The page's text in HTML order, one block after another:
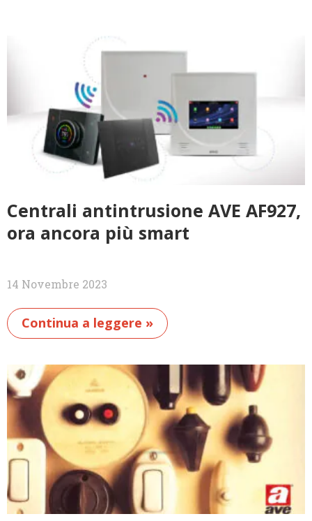
Centrali antintrusione AVE AF927,
ora ancora più smart
14 Novembre 2023
Continua a leggere »